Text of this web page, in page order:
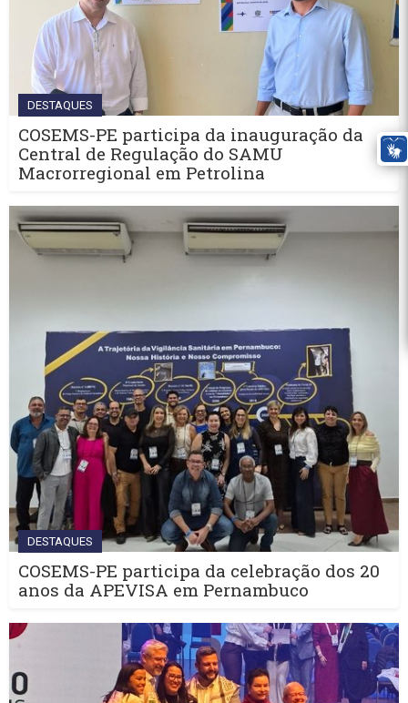
DESTAQUES
COSEMS-PE participa da inauguração da
Central de Regulação do SAMU
Macrorregional em Petrolina
DESTAQUES
COSEMS-PE participa da celebração dos 20
anos da APEVISA em Pernambuco